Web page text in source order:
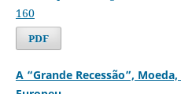
160
PDF
A “Grande Recessão”,